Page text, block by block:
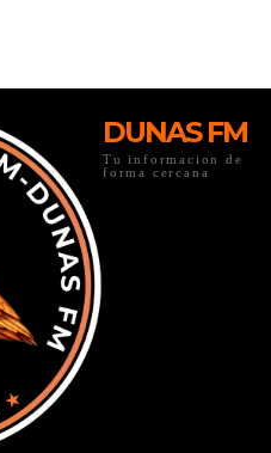
DUNAS FM
Tu informacion de
forma cercana